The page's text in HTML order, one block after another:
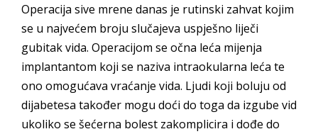
Operacija sive mrene danas je rutinski zahvat kojim
se u najvećem broju slučajeva uspješno liječi
gubitak vida. Operacijom se očna leća mijenja
implantantom koji se naziva intraokularna leća te
ono omogućava vraćanje vida. Ljudi koji boluju od
dijabetesa također mogu doći do toga da izgube vid
ukoliko se šećerna bolest zakomplicira i dođe do